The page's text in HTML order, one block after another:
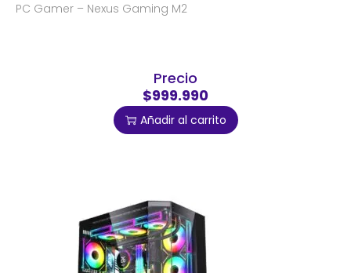
PC Gamer – Nexus Gaming M2
Precio
$999.990
Añadir al carrito